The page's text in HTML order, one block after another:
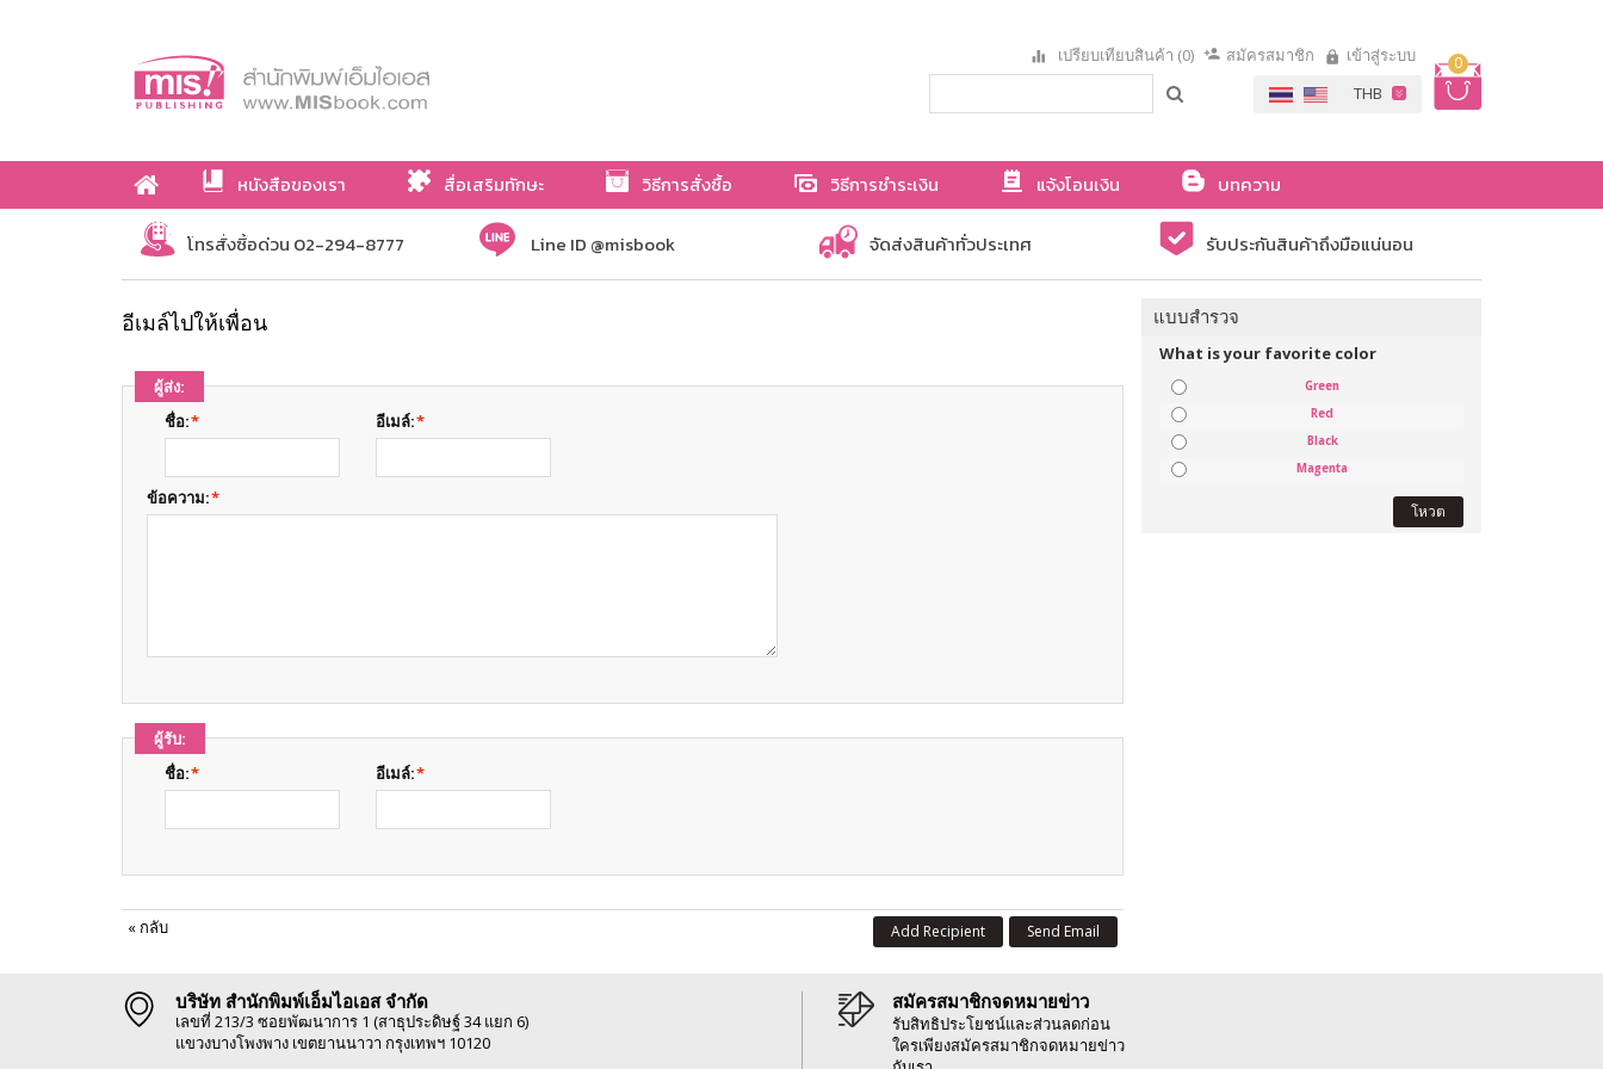
0
เปรียบเทียบสินค้า (0) สมัครสมาชิก เข้าสู่ระบบ
หนังสือของเรา สื่อเสริมทักษะ วิธีการสั่งซื้อ วิธีการชำระเงิน แจ้งโอนเงิน
บทความ
เกี่ยวกับเรา
โทรสั่งซื้อด่วน 02-294-8777 Line ID @misbook จัดส่งสินค้าทั่วประเทศ รับประกันสินค้าถึงมือแน่นอน
อีเมล์ไปให้เพื่อน
ผู้ส่ง:
*
ชื่อ: *
อีเมล์:
*
ข้อความ:
ผู้รับ:
*
ชื่อ: *
อีเมล์:
« กลับ Send Email
Add Recipient
แบบสำรวจ
What is your favorite color
Green
Red
Black
Magenta
โหวต
บริษัท สำนักพิมพ์เอ็มไอเอส จำกัด
เลขที่ 213/3 ซอยพัฒนาการ 1 (สาธุประดิษฐ์ 34 แยก 6)
แขวงบางโพงพาง เขตยานนาวา กรุงเทพฯ 10120
สมัครสมาชิกจดหมายข่าว
รับสิทธิประโยชน์และส่วนลดก่อน
ใครเพียงสมัครสมาชิกจดหมายข่าว